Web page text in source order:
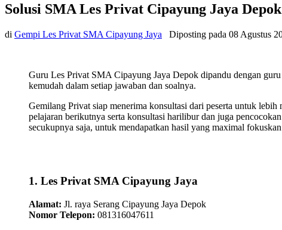
Solusi SMA Les Privat Cipayung Jaya Depok
di Gempi Les Privat SMA Cipayung Jaya Diposting pada 08 Agustus
Guru Les Privat SMA Cipayung Jaya Depok dipandu dengan
kemudah dalam setiap jawaban dan soalnya.
Gemilang Privat siap menerima konsultasi dari peserta untuk
pelajaran berikutnya serta konsultasi harilibur dan juga
secukupnya saja, untuk mendapatkan hasil yang maximal
1. Les Privat SMA Cipayung Jaya
Alamat: Jl. raya Serang Cipayung Jaya Depok
Nomor Telepon: 081316047611